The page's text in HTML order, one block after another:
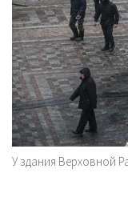
У здания Верховной